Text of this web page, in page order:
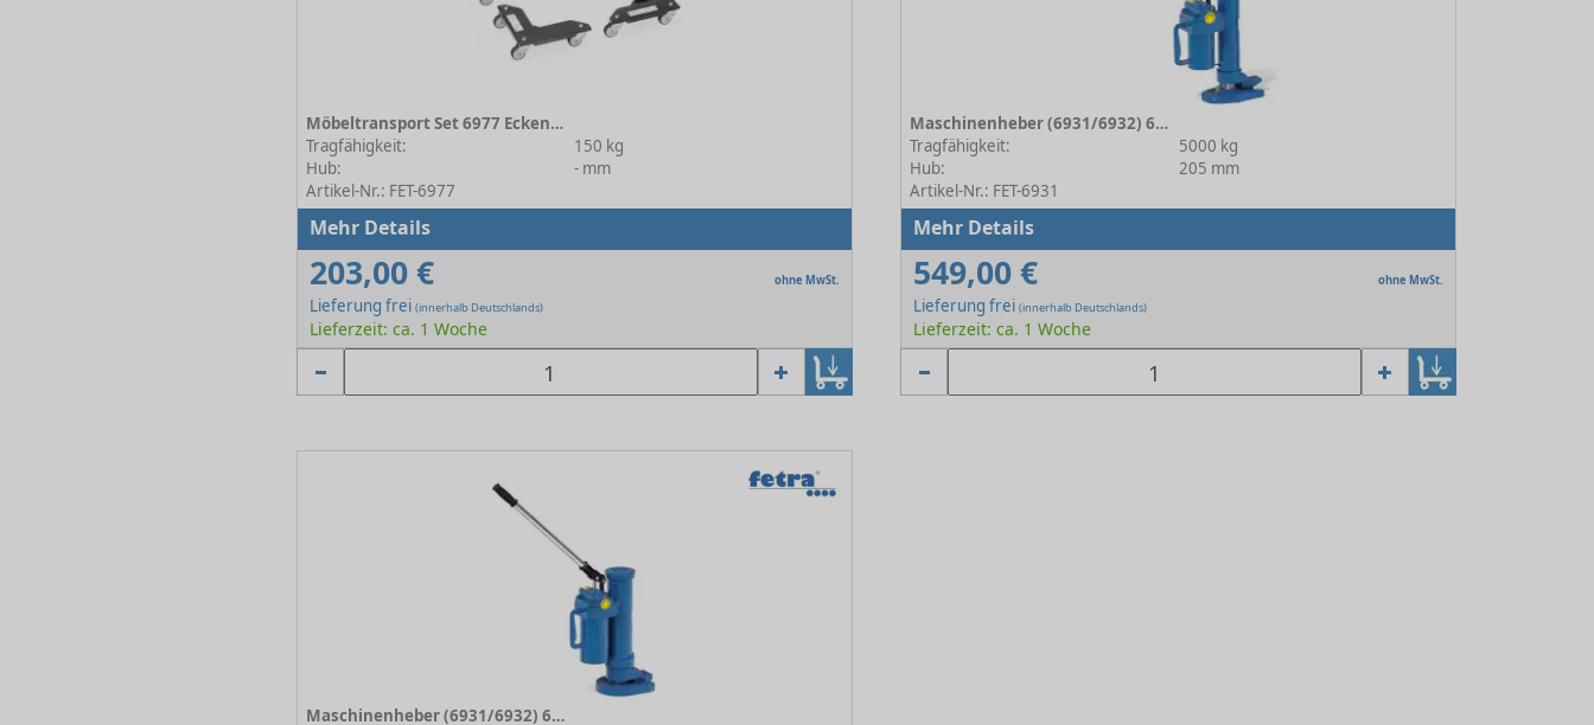
Möbeltransport Set 6977 Eckenroller
Tragfähigkeit:
150 kg
Hub:
- mm
Artikel-Nr.: FET-6977
Mehr Details
203,00 € ohne MwSt.
Lieferung frei (innerhalb Deutschlands)
Lieferzeit: ca. 1 Woche
Maschinenheber (6931/6932) 6931
Tragfähigkeit:
5000 kg
Hub:
205 mm
Artikel-Nr.: FET-6931
Mehr Details
549,00 € ohne MwSt.
Lieferung frei(innerhalb Deutschlands)
Lieferzeit: ca. 1 Woche
Maschinenheber (6931/6932) 6932